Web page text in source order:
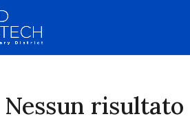
Nessun risultato